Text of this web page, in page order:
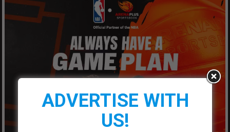
ADVERTISE WITH
US!